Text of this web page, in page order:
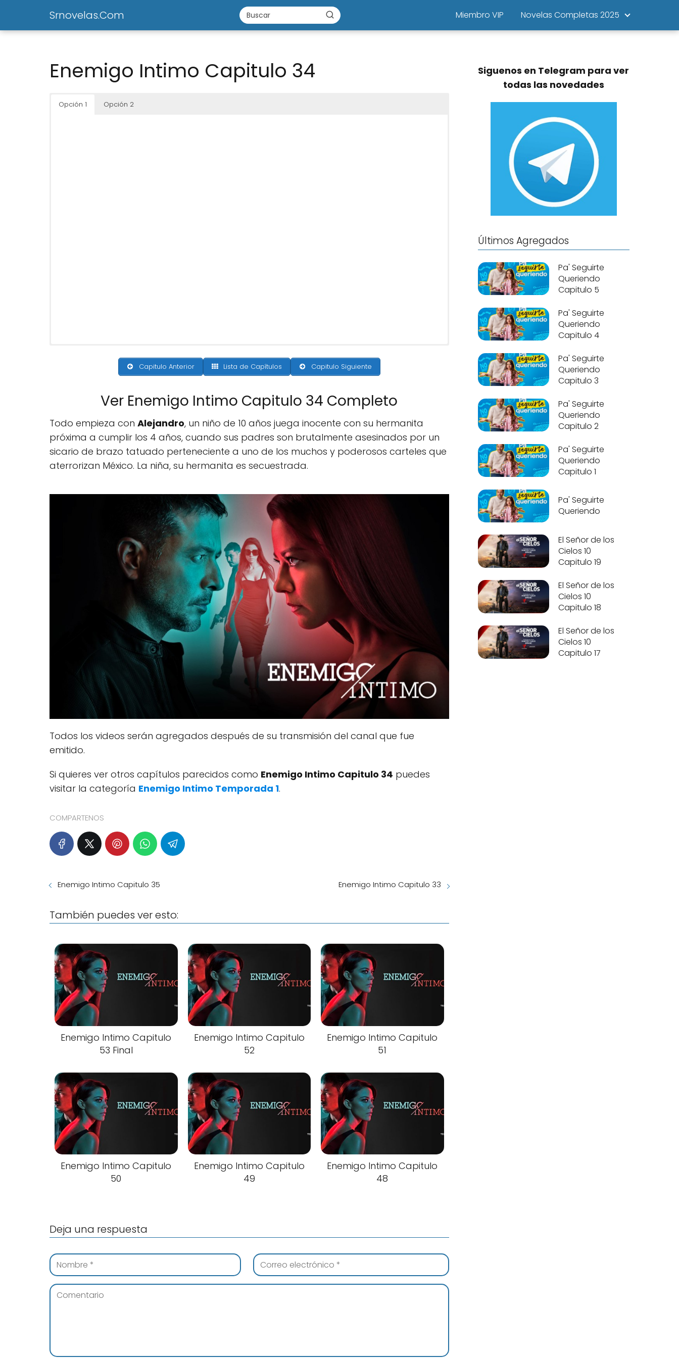
Srnovelas.Com Miembro VIP Novelas Completas 2025
Enemigo Intimo Capitulo 34
Opción 1 Opción 2
Capitulo Anterior Lista de Capítulos Capitulo Siguiente
Ver Enemigo Intimo Capitulo 34 Completo
Todo empieza con Alejandro, un niño de 10 años juega inocente con su hermanita
próxima a cumplir los 4 años, cuando sus padres son brutalmente asesinados por un
sicario de brazo tatuado perteneciente a uno de los muchos y poderosos carteles que
aterrorizan México. La niña, su hermanita es secuestrada.
Todos los videos serán agregados después de su transmisión del canal que fue
emitido.
Si quieres ver otros capítulos parecidos como Enemigo Intimo Capitulo 34 puedes
visitar la categoría Enemigo Intimo Temporada 1.
COMPARTENOS
Enemigo Intimo Capitulo 35 Enemigo Intimo Capitulo 33
También puedes ver esto:
Enemigo Intimo Capitulo
53 Final
Enemigo Intimo Capitulo
52
Enemigo Intimo Capitulo
51
Enemigo Intimo Capitulo
50
Enemigo Intimo Capitulo
49
Enemigo Intimo Capitulo
48
Deja una respuesta
Siguenos en Telegram para ver
todas las novedades
Últimos Agregados
Pa' Seguirte
Queriendo
Capitulo 5
Pa' Seguirte
Queriendo
Capitulo 4
Pa' Seguirte
Queriendo
Capitulo 3
Pa' Seguirte
Queriendo
Capitulo 2
Pa' Seguirte
Queriendo
Capitulo 1
Pa' Seguirte
Queriendo
El Señor de los
Cielos 10
Capitulo 19
El Señor de los
Cielos 10
Capitulo 18
El Señor de los
Cielos 10
Capitulo 17